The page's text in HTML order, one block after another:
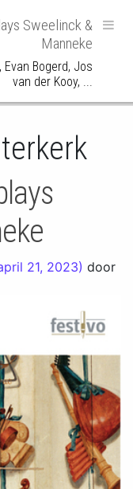
Sweelinck &
Manneke
Evan Bogerd, Jos
van der Kooy, ...
21, 2023) door